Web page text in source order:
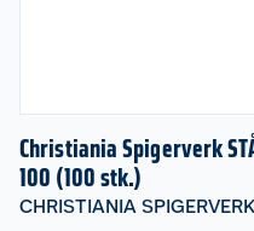
Christiania Spigerverk
100 (100 stk.)
CHRISTIANIA SPIGERVERK